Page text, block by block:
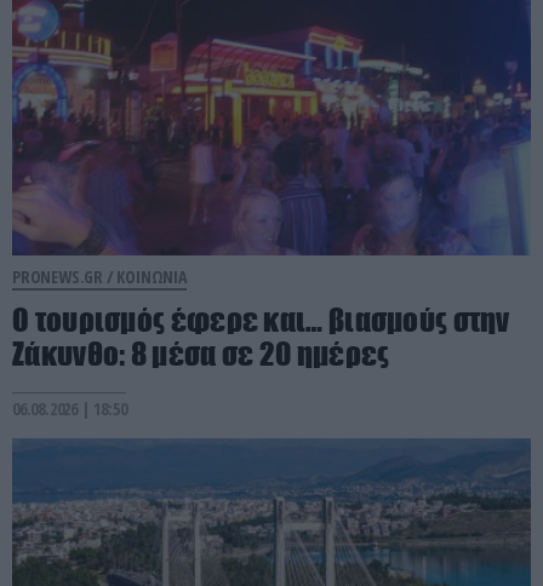
PRONEWS.GR / ΚΟΙΝΩΝΙΑ
Ο τουρισμός έφερε και… βιασμούς στην
Ζάκυνθο: 8 μέσα σε 20 ημέρες
06.08.2026 | 18:50